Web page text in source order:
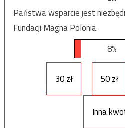
Państwa wsparcie jest
Fundacji Magna Polonia.
8%
30 zł 50 zł
Inna